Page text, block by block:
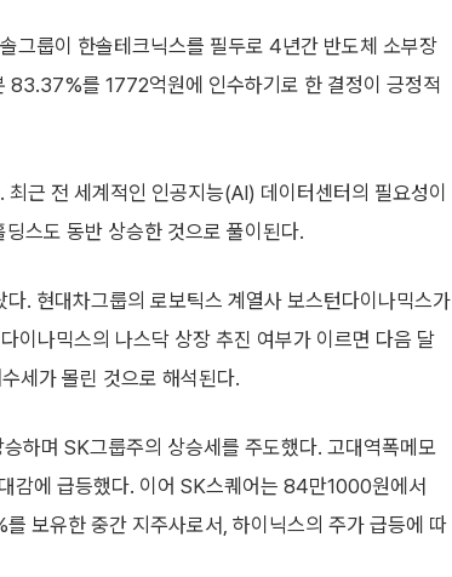
룹이 한솔테크닉스를 필두로 4년간 반도체 소부장
를 1772억원에 인수하기로 한 결정이 긍정적
근 전 세계적인 인공지능(AI) 데이터센터의 필요성이
스도 동반 상승한 것으로 풀이된다.
. 현대차그룹의 로보틱스 계열사 보스턴다이나믹스가
이나믹스의 나스닥 상장 추진 여부가 이르면 다음 달
세가 몰린 것으로 해석된다.
며 SK그룹주의 상승세를 주도했다. 고대역폭메모
감에 급등했다. 이어 SK스퀘어는 84만1000원에서
보유한 중간 지주사로서, 하이닉스의 주가 급등에 따